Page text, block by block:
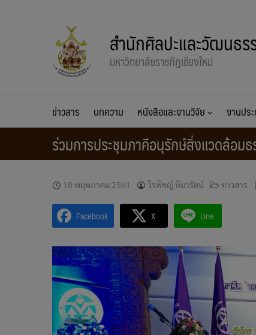
สำนักศิลปะและวัฒนธร
มหาวิทยาลัยราชภัฏเชียงใหม่
ข่าวสาร บทความ หนังสือและงานวิจัย งานป
ร่วมการประชุมภาคีอนุรักษ์สิ่งแวดล้อม
18 พฤษภาคม 2561 วีรพิชญ์ หิมารัตน์ ข่าวสาร
Facebook X Line